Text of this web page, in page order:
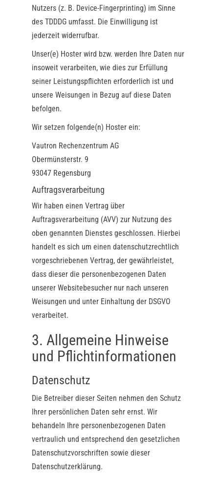
Nutzers (z. B. Device-Fingerprinting) im Sinne
des TDDDG umfasst. Die Einwilligung ist
jederzeit widerrufbar.
Unser(e) Hoster wird bzw. werden Ihre Daten nur
insoweit verarbeiten, wie dies zur Erfüllung
seiner Leistungspflichten erforderlich ist und
unsere Weisungen in Bezug auf diese Daten
befolgen.
Wir setzen folgende(n) Hoster ein:
Vautron Rechenzentrum AG
Obermünsterstr. 9
93047 Regensburg
Auftragsverarbeitung
Wir haben einen Vertrag über
Auftragsverarbeitung (AVV) zur Nutzung des
oben genannten Dienstes geschlossen. Hierbei
handelt es sich um einen datenschutzrechtlich
vorgeschriebenen Vertrag, der gewährleistet,
dass dieser die personenbezogenen Daten
unserer Websitebesucher nur nach unseren
Weisungen und unter Einhaltung der DSGVO
verarbeitet.
3. Allgemeine Hinweise
und Pflicht­informationen
Datenschutz
Die Betreiber dieser Seiten nehmen den Schutz
Ihrer persönlichen Daten sehr ernst. Wir
behandeln Ihre personenbezogenen Daten
vertraulich und entsprechend den gesetzlichen
Datenschutzvorschriften sowie dieser
Datenschutzerklärung.